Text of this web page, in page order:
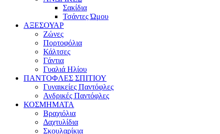
Σακίδια
Τσάντες Ώμου
ΑΞΕΣΟΥΑΡ
Ζώνες
Πορτοφόλια
Κάλτσες
Γάντια
Γυαλιά Ηλίου
ΠΑΝΤΟΦΛΕΣ ΣΠΙΤΙΟΥ
Γυναικείες Παντόφλες
Ανδρικές Παντόφλες
ΚΟΣΜΗΜΑΤΑ
Βραχιόλια
Δαχτυλίδια
Σκουλαρίκια